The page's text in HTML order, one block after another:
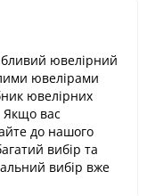
ювелірний
ювелірами
ювелірних
Якщо вас
до нашого
вибір та
вибір вже